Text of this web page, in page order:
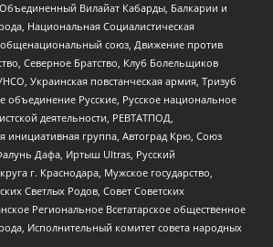
Вилайат Кабарды, Балкарии и
Национальная Социалистическая
общенациональный союз, Движение против
Северное Братство, Клуб Болельщиков
Украинская повстанческая армия, Тризуб
объединение Русские, Русское национальное
деятельности, РЕВТАТПОД,
группа, Автоград Крю, Союз
Дафа, Иртыш Ultras, Русский
г. Краснодара, Мужское государство,
Светлых Родов, Совет Советских
Региональное Всетатарское общественное
Исполнительный комитет совета народных